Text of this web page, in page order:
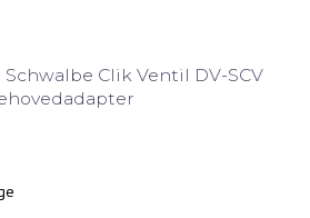
Clik Ventil DV-SCV